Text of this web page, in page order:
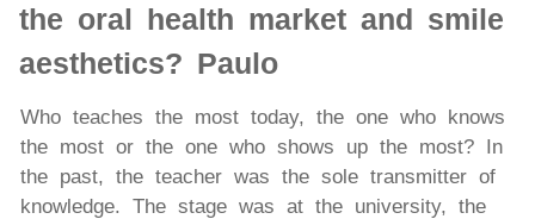
the oral health market and smile
aesthetics? Paulo
Who teaches the most today, the one who knows
the most or the one who shows up the most? In
the past, the teacher was the sole transmitter of
knowledge. The stage was at the university, the